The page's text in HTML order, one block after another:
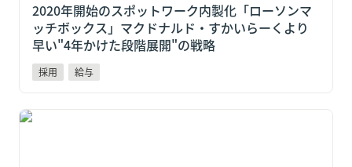
2020年開始のスポットワーク内製化「ローソンマ
ッチボックス」マクドナルド・すかいらーくより
早い"4年かけた段階展開"の戦略
採用 給与
給与前払いを福利厚生に加えると何が変わる？採用・